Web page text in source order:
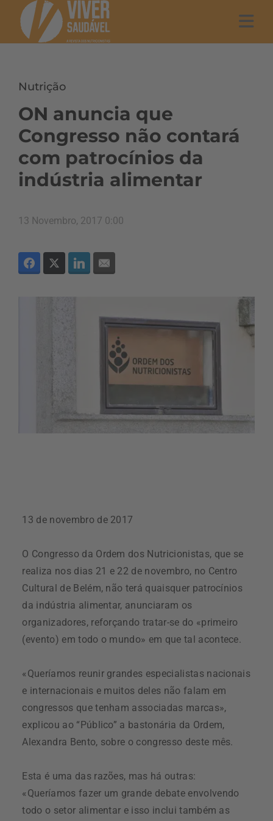
Nutrição
ON anuncia que
Congresso não contará
com patrocínios da
indústria alimentar
13 Novembro, 2017 0:00
13 de novembro de 2017
O Congresso da Ordem dos Nutricionistas, que se
realiza nos dias 21 e 22 de novembro, no Centro
Cultural de Belém, não terá quaisquer patrocínios
da indústria alimentar, anunciaram os
organizadores, reforçando tratar-se do «primeiro
(evento) em todo o mundo» em que tal acontece.
«Queríamos reunir grandes especialistas nacionais
e internacionais e muitos deles não falam em
congressos que tenham associadas marcas»,
explicou ao “Público” a bastonária da Ordem,
Alexandra Bento, sobre o congresso deste mês.
Esta é uma das razões, mas há outras:
«Queríamos fazer um grande debate envolvendo
todo o setor alimentar e isso inclui também as